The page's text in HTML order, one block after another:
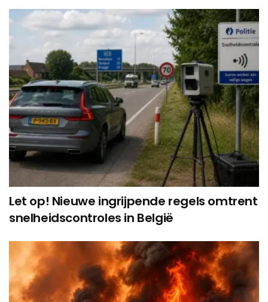
Let op! Nieuwe ingrijpende regels omtrent
snelheidscontroles in België